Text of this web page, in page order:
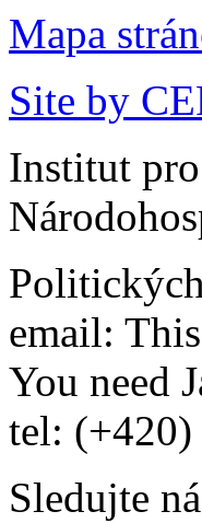
Mapa
Site by
Institut
email:
You need
tel: (+420)
Sledujte